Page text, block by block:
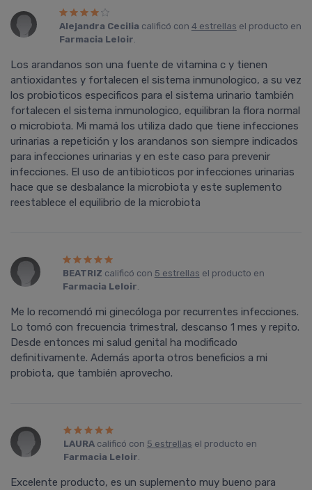
Alejandra Cecilia calificó con 4 estrellas el producto en
Farmacia Leloir.
Los arandanos son una fuente de vitamina c y tienen
antioxidantes y fortalecen el sistema inmunologico, a su vez
los probioticos especificos para el sistema urinario también
fortalecen el sistema inmunologico, equilibran la flora normal
o microbiota. Mi mamá los utiliza dado que tiene infecciones
urinarias a repetición y los arandanos son siempre indicados
para infecciones urinarias y en este caso para prevenir
infecciones. El uso de antibioticos por infecciones urinarias
hace que se desbalance la microbiota y este suplemento
reestablece el equilibrio de la microbiota
BEATRIZ calificó con 5 estrellas el producto en
Farmacia Leloir.
Me lo recomendó mi ginecóloga por recurrentes infecciones.
Lo tomó con frecuencia trimestral, descanso 1 mes y repito.
Desde entonces mi salud genital ha modificado
definitivamente. Además aporta otros beneficios a mi
probiota, que también aprovecho.
LAURAcalificó con 5 estrellas el producto en
Farmacia Leloir.
Excelente producto, es un suplemento muy bueno para